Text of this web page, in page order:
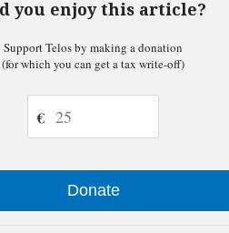
you enjoy this article?
Support Telos by making a donation
(for which you can get a tax write-off)
€
Donate